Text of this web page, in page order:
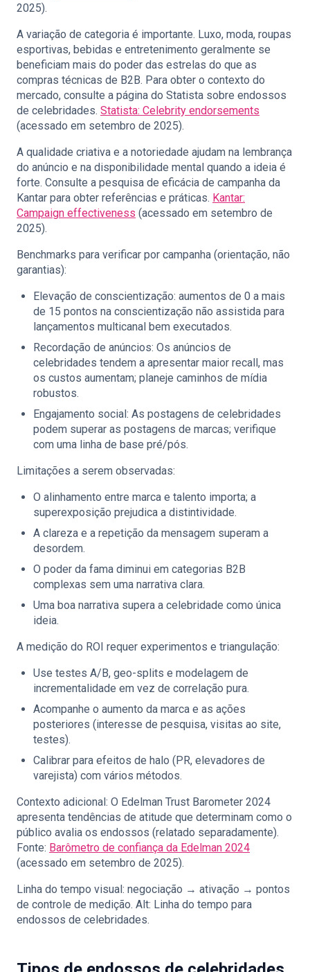
2025).
A variação de categoria é importante. Luxo, moda, roupas
esportivas, bebidas e entretenimento geralmente se
beneficiam mais do poder das estrelas do que as
compras técnicas de B2B. Para obter o contexto do
mercado, consulte a página do Statista sobre endossos
de celebridades. Statista: Celebrity endorsements
(acessado em setembro de 2025).
A qualidade criativa e a notoriedade ajudam na lembrança
do anúncio e na disponibilidade mental quando a ideia é
forte. Consulte a pesquisa de eficácia de campanha da
Kantar para obter referências e práticas. Kantar:
Campaign effectiveness (acessado em setembro de
2025).
Benchmarks para verificar por campanha (orientação, não
garantias):
Elevação de conscientização: aumentos de 0 a mais
de 15 pontos na conscientização não assistida para
lançamentos multicanal bem executados.
Recordação de anúncios: Os anúncios de
celebridades tendem a apresentar maior recall, mas
os custos aumentam; planeje caminhos de mídia
robustos.
Engajamento social: As postagens de celebridades
podem superar as postagens de marcas; verifique
com uma linha de base pré/pós.
Limitações a serem observadas:
O alinhamento entre marca e talento importa; a
superexposição prejudica a distintividade.
A clareza e a repetição da mensagem superam a
desordem.
O poder da fama diminui em categorias B2B
complexas sem uma narrativa clara.
Uma boa narrativa supera a celebridade como única
ideia.
A medição do ROI requer experimentos e triangulação:
Use testes A/B, geo-splits e modelagem de
incrementalidade em vez de correlação pura.
Acompanhe o aumento da marca e as ações
posteriores (interesse de pesquisa, visitas ao site,
testes).
Calibrar para efeitos de halo (PR, elevadores de
varejista) com vários métodos.
Contexto adicional: O Edelman Trust Barometer 2024
apresenta tendências de atitude que determinam como o
público avalia os endossos (relatado separadamente).
Fonte: Barômetro de confiança da Edelman 2024
(acessado em setembro de 2025).
Linha do tempo visual: negociação → ativação → pontos
de controle de medição. Alt: Linha do tempo para
endossos de celebridades.